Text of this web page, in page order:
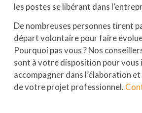
les postes se libérant dans
De nombreuses personnes tirent
départ volontaire pour faire
Pourquoi pas vous ? Nos
sont à votre disposition pour
accompagner dans l’élaboration et
de votre projet professionnel.